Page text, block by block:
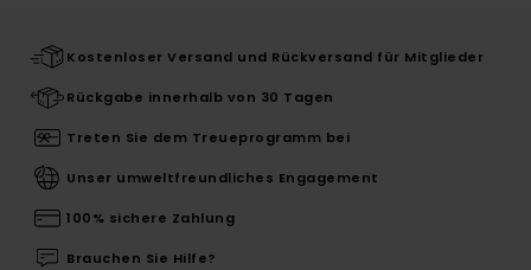
Kostenloser Versand und Rückversand für Mitglieder
Rückgabe innerhalb von 30 Tagen
Treten Sie dem Treueprogramm bei
Unser umweltfreundliches Engagement
100% sichere Zahlung
Brauchen Sie Hilfe?